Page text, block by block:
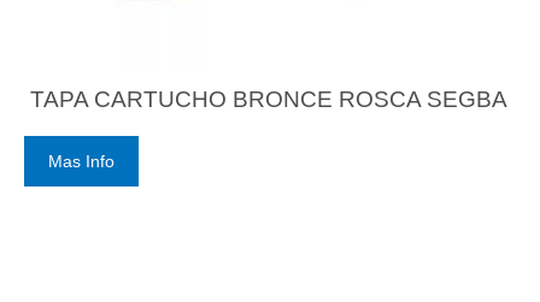
TAPA CARTUCHO BRONCE ROSCA SEGBA
Mas Info